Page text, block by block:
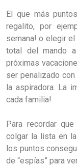
El que más
regalito, por
semana! o elegir el
total del mando
próximas
ser penalizado con
la aspiradora. La
cada familia!
Para recordar
colgar la lista en
los puntos
de “espías” para